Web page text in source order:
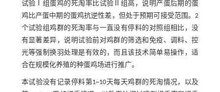
试验Ⅰ组蛋鸡的死淘率比试验Ⅱ组高，说明产蛋后期的蛋
鸡比产蛋中期的蛋鸡抗逆性差，但处于预期可接受范围。2
个试验组鸡群的死淘率与一直没有停料的对照组相比，没
有显著差异，说明试验前对鸡群的筛选和免疫、调料、控
光等强制换羽处理是有效的，而且该技术简单易操作，适
合在规模化养殖的种蛋鸡场进行推广。
本试验没有记录停料第1~10天每天鸡群的死淘情况，以及